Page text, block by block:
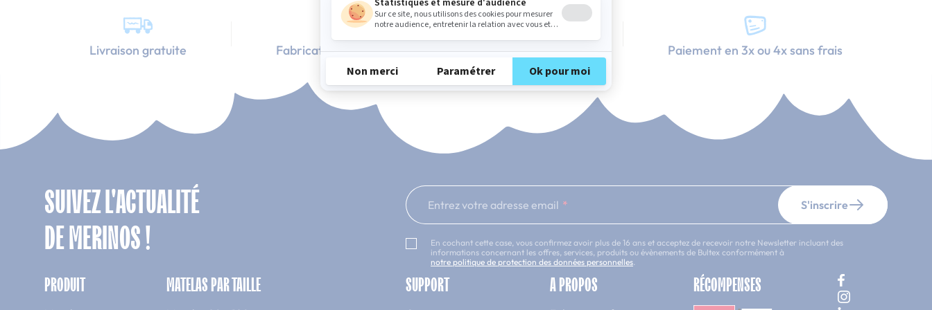
Livraison gratuite Fabrication Française 101 nuits d'essai* Paiement en 3x ou 4x sans frais
SUIVEZ L'ACTUALITÉ
DE MERINOS !
Entrez votre adresse email S'inscrire
En cochant cette case, vous confirmez avoir plus de 16 ans et acceptez de recevoir notre Newsletter incluant des
informations concernant les offres, services, produits ou évènements de Bultex conformément à
notre politique de protection des données personnelles
PRODUIT MATELAS PAR TAILLE SUPPORT A PROPOS RÉCOMPENSES